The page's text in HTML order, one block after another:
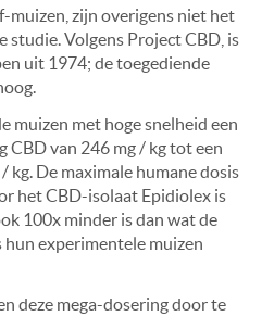
muizen, zijn overigens niet het
studie. Volgens Project CBD, is
uit 1974; de toegediende
muizen met hoge snelheid een
CBD van 246 mg / kg tot een
kg. De maximale humane dosis
het CBD-isolaat Epidiolex is
100x minder is dan wat de
experimentele muizen
deze mega-dosering door te